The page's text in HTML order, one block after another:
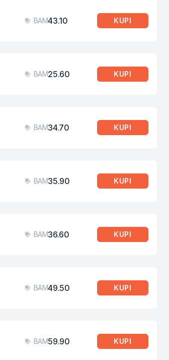
Cijena
BAM43.10 KUPI
Cijena
BAM25.60 KUPI
Cijena
BAM34.70 KUPI
Cijena
BAM35.90 KUPI
Cijena
BAM36.60 KUPI
Cijena
BAM49.50 KUPI
Cijena
BAM59.90 KUPI